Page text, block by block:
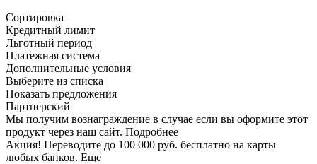
Сортировка
Кредитный лимит
Льготный период
Платежная система
Дополнительные условия
Выберите из списка
Показать предложения
Партнерский
Мы получим вознаграждение в случае если вы оформите этот
продукт через наш сайт. Подробнее
Акция! Переводите до 100 000 руб. бесплатно на карты
любых банков. Еще